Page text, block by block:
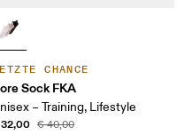
CHANCE
Sock FKA
– Training, Lifestyle
€ 40,00